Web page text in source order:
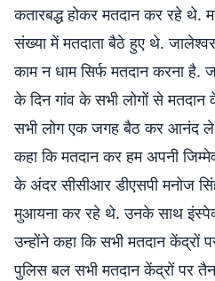
कतारबद्ध होकर मतदान कर रहे थे.
संख्या में मतदाता बैठे हुए थे.
काम न धाम सिर्फ मतदान करना
के दिन गांव के सभी लोगों से मतदान
सभी लोग एक जगह बैठ कर आनंद ले
कहा कि मतदान कर हम अपनी
के अंदर सीसीआर डीएसपी मनोज
मुआयना कर रहे थे. उनके साथ
उन्होंने कहा कि सभी मतदान केंद्रों
पुलिस बल सभी मतदान केंद्रों पर